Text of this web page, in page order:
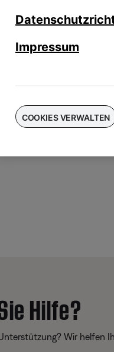
für
Hilfe?
Wir helfen
Impressum
COOKIES VERWALTEN